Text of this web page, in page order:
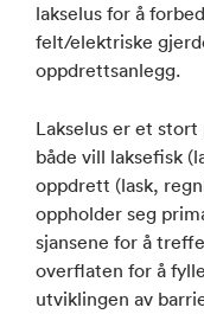
lakselus for å
felt/elektriske
oppdrettsanlegg.
Lakselus er et
både vill laksefisk
oppdrett (lask,
oppholder seg
sjansene for å
overflaten for å
utviklingen av